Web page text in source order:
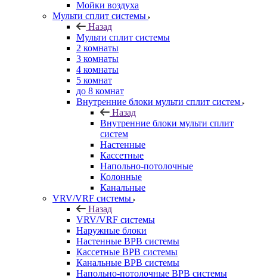
Мойки воздуха
Мульти сплит системы
Назад
Мульти сплит системы
2 комнаты
3 комнаты
4 комнаты
5 комнат
до 8 комнат
Внутренние блоки мульти сплит систем
Назад
Внутренние блоки мульти сплит
систем
Настенные
Кассетные
Напольно-потолочные
Колонные
Канальные
VRV/VRF системы
Назад
VRV/VRF системы
Наружные блоки
Настенные ВРВ системы
Кассетные ВРВ системы
Канальные ВРВ системы
Напольно-потолочные ВРВ системы